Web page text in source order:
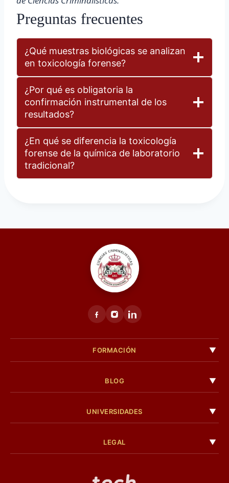
Preguntas frecuentes
¿Qué muestras biológicas se analizan
en toxicología forense?
¿Por qué es obligatoria la
confirmación instrumental de los
resultados?
¿En qué se diferencia la toxicología
forense de la química de laboratorio
tradicional?
FORMACIÓN
BLOG
UNIVERSIDADES
LEGAL